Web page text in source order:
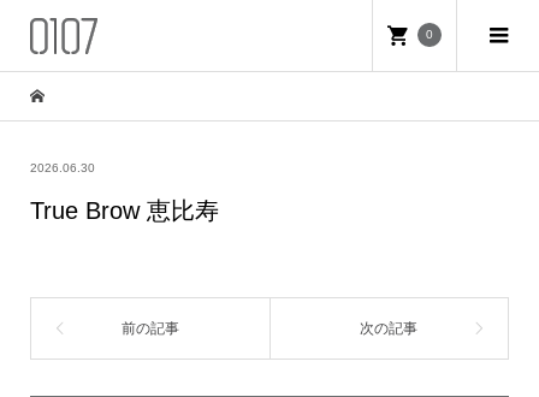
0
2026.06.30
True Brow 恵比寿